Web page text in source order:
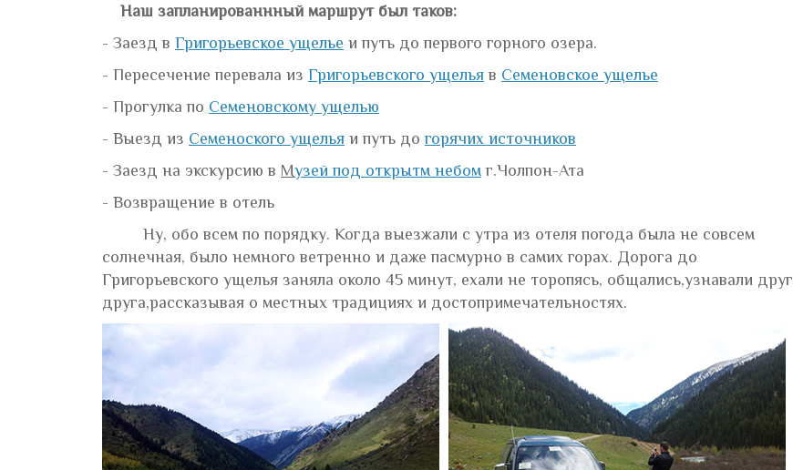
Наш запланированнный маршрут был таков:
- Заезд в Григорьевское ущелье и путь до первого горного озера.
- Пересечение перевала из Григорьевского ущелья в Семеновское ущелье
- Прогулка по Семеновскому ущелью
- Выезд из Семеноского ущелья и путь догорячих источников
- Заезд на экскурсию в Музей под открытм небом г.Чолпон-Ата
- Возвращение в отель
Ну, обо всем по порядку. Когда выезжали с утра из отеля погода была не совсем
солнечная, было немного ветренно и даже пасмурно в самих горах. Дорога до
Григорьевского ущелья заняла около 45 минут, ехали не торопясь, общались,узнавали друг
друга,рассказывая о местных традициях и достопримечательностях.